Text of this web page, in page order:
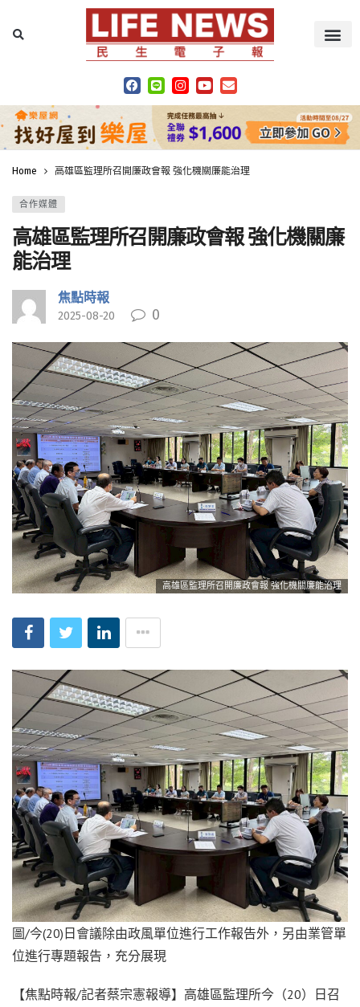
Home 高雄區監理所召開廉政會報 強化機關廉能治理
合作媒體
高雄區監理所召開廉政會報 強化機關廉
能治理
焦點時報
2025-08-20 0
高雄區監理所召開廉政會報 強化機關廉能治理
圖/今(20)日會議除由政風單位進行工作報告外，另由業管單
位進行專題報告，充分展現
【焦點時報/記者蔡宗憲報導】高雄區監理所今（20）日召